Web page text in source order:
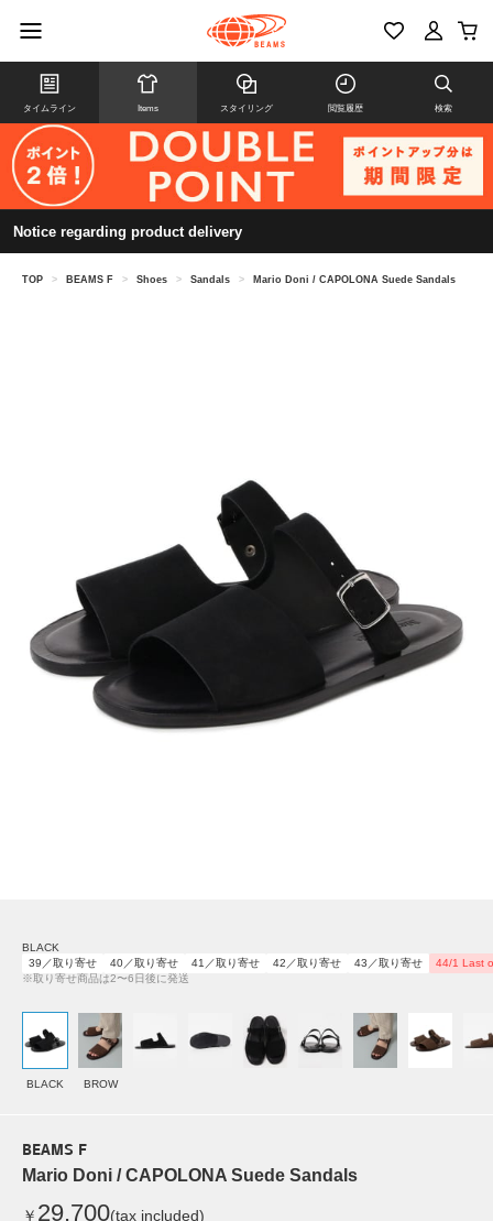
タイムライン Items スタイリング 閲覧履歴 検索
Notice regarding product delivery
TOP > BEAMS F > Shoes > Sandals > Mario Doni / CAPOLONA Suede Sandals
BLACK
39／取り寄せ
40／取り寄せ 41／取り寄せ 42／取り寄せ 43／取り寄せ
44/1 Last
※取り寄せ商品は2〜6日後に発送
BLACK BROW
BEAMS F
Mario Doni / CAPOLONA Suede Sandals
￥ 29,700(tax included)